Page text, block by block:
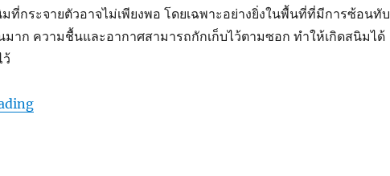
ที่กระจายตัวอาจไม่เพียงพอ โดยเฉพาะอย่างยิ่งในพื้นที่ที่มีการซ้อนทับ
าก ความชื้นและอากาศสามารถกักเก็บไว้ตามซอก ทำให้เกิดสนิมได้
ว้
“GreenVCI : เพิ่มกระดาษกันสนิมเพื่อยกระดับการปกป้อง”